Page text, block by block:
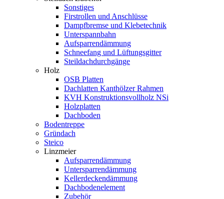
Sonstiges
Firstrollen und Anschlüsse
Dampfbremse und Klebetechnik
Unterspannbahn
Aufsparrendämmung
Schneefang und Lüftungsgitter
Steildachdurchgänge
Holz
OSB Platten
Dachlatten Kanthölzer Rahmen
KVH Konstruktionsvollholz NSi
Holzplatten
Dachboden
Bodentreppe
Gründach
Steico
Linzmeier
Aufsparrendämmung
Untersparrendämmung
Kellerdeckendämmung
Dachbodenelement
Zubehör